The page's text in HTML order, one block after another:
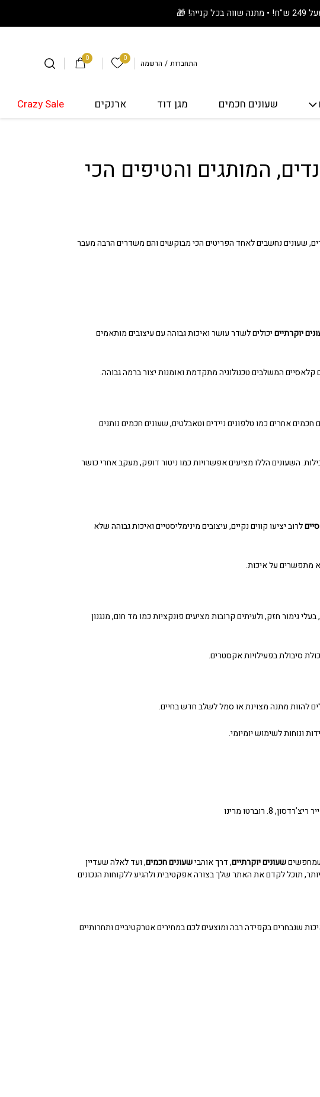
🎁
0 0 הרשימה שלי התחברות / הרשמה
שעונים חכמים מגן דוד ארנקים Crazy Sale
המותגים והטיפים הכי
שעונים נחשבים לאחד הפריטים הכי מבוקשים והם משדרים הרבה מעבר
יוקרתייםיכולים לשדר עושר ואיכות גבוהה עם עיצובים מותאמים
המשלבים טכנולוגיה מתקדמת ואומנות יצור ברמה גבוהה.
אחרים כמו טלפונים ניידים וטאבלטים, שעונים חכמים נותנים
השעונים הללו מציעים אפשרויות כמו ניטור דופק, מעקב אחרי כושר
לרוב יציעו קווים נקיים, עיצובים מינימליסטיים ואיכות גבוהה שלא
מתפשרים על איכות.
גימור חזק, ולעיתים קרובות מציעים פונקציות כמו מד חום, מנגנון
סיבולת בפעילויות אקסטרים.
להוות מתנה מצוינת או סמל לשלב חדש בחיים.
ונוחות לשימוש יומיומי.
ריצ’רדסון, 8. רוברטו מרינו
שמחפשיםשעונים יוקרתיים, דרך אוהבישעונים חכמים, ועד לאלה שעדיין
תוכל לקדם את האתר שלך בצורה אפקטיבית ולהגיע ללקוחות הנכונים
שנבחרים בקפידה רבה ומוצעים לכם במחירים אטרקטיביים ותחרותיים